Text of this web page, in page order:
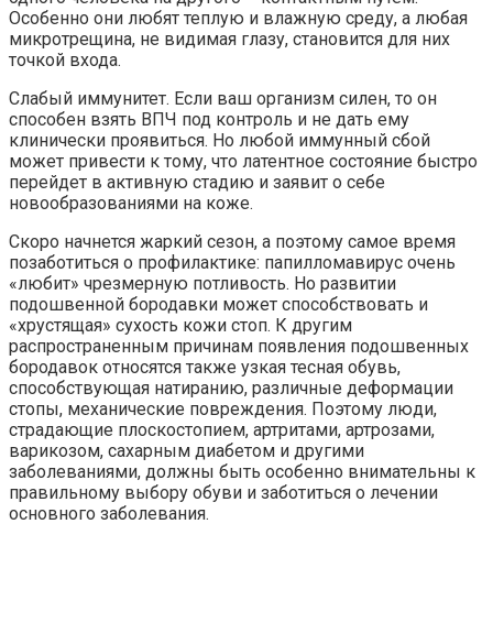
Особенно они любят теплую и влажную среду, а любая
микротрещина, не видимая глазу, становится для них
точкой входа.
Слабый иммунитет. Если ваш организм силен, то он
способен взять ВПЧ под контроль и не дать ему
клинически проявиться. Но любой иммунный сбой
может привести к тому, что латентное состояние быстро
перейдет в активную стадию и заявит о себе
новообразованиями на коже.
Скоро начнется жаркий сезон, а поэтому самое время
позаботиться о профилактике: папилломавирус очень
«любит» чрезмерную потливость. Но развитии
подошвенной бородавки может способствовать и
«хрустящая» сухость кожи стоп. К другим
распространенным причинам появления подошвенных
бородавок относятся также узкая тесная обувь,
способствующая натиранию, различные деформации
стопы, механические повреждения. Поэтому люди,
страдающие плоскостопием, артритами, артрозами,
варикозом, сахарным диабетом и другими
заболеваниями, должны быть особенно внимательны к
правильному выбору обуви и заботиться о лечении
основного заболевания.